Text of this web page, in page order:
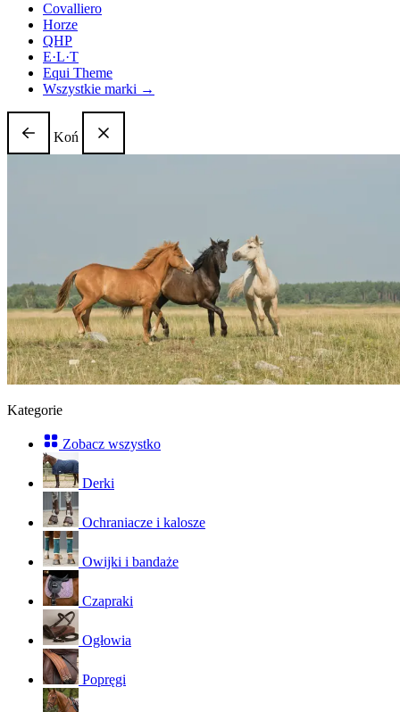
Covalliero
Horze
QHP
E·L·T
Equi Theme
Wszystkie marki →
Koń
Kategorie
Zobacz wszystko
Derki
Ochraniacze i kalosze
Owijki i bandaże
Czapraki
Ogłowia
Popręgi